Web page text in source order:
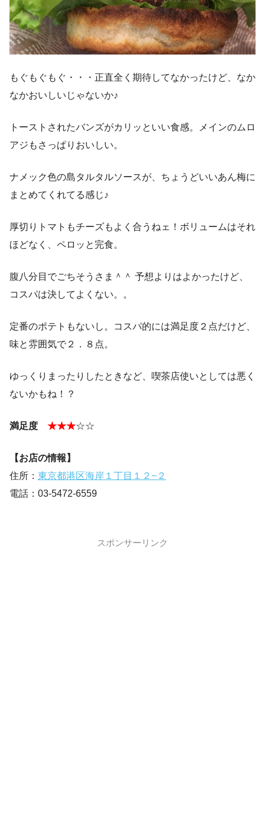
もぐもぐもぐ・・・正直全く期待してなかったけど、なか
なかおいしいじゃないか♪
トーストされたバンズがカリッといい食感。メインのムロ
アジもさっぱりおいしい。
ナメック色の島タルタルソースが、ちょうどいいあん梅に
まとめてくれてる感じ♪
厚切りトマトもチーズもよく合うねェ！ボリュームはそれ
ほどなく、ペロッと完食。
腹八分目でごちそうさま＾＾ 予想よりはよかったけど、
コスパは決してよくない。。
定番のポテトもないし。コスパ的には満足度２点だけど、
味と雰囲気で２．８点。
ゆっくりまったりしたときなど、喫茶店使いとしては悪く
ないかもね！？
満足度 ★★★☆☆
【お店の情報】
住所： 東京都港区海岸１丁目１２−２
電話：03-5472-6559
スポンサーリンク